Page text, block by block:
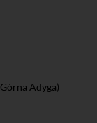
Adyga)